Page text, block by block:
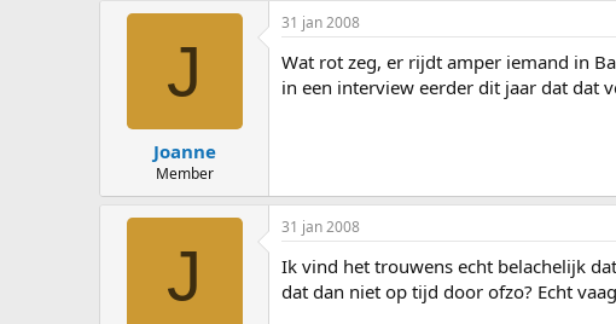
J
Joanne
Member
31 jan 2008
Wat rot zeg, er rijdt amper iemand in
in een interview eerder dit jaar dat dat
J
31 jan 2008
Ik vind het trouwens echt belachelijk
dat dan niet op tijd door ofzo? Echt